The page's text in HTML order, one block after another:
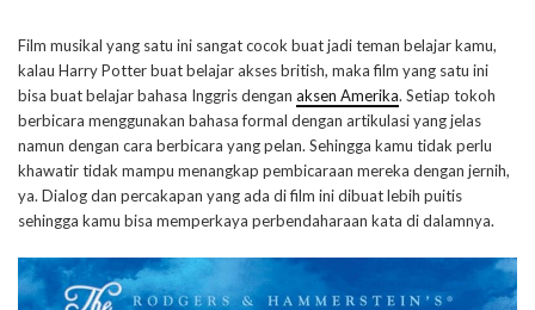
Film musikal yang satu ini sangat cocok buat jadi teman belajar kamu,
kalau Harry Potter buat belajar akses british, maka film yang satu ini
bisa buat belajar bahasa Inggris dengan aksen Amerika. Setiap tokoh
berbicara menggunakan bahasa formal dengan artikulasi yang jelas
namun dengan cara berbicara yang pelan. Sehingga kamu tidak perlu
khawatir tidak mampu menangkap pembicaraan mereka dengan jernih,
ya. Dialog dan percakapan yang ada di film ini dibuat lebih puitis
sehingga kamu bisa memperkaya perbendaharaan kata di dalamnya.